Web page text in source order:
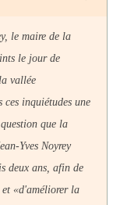
le maire de la
le jour de
vallée
inquiétudes une
que la
Yves Noyrey
deux ans, afin de
«d'améliorer la